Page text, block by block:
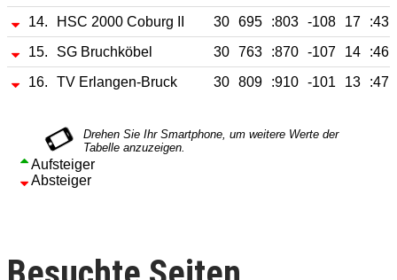
14.
HSC 2000 Coburg II 30 695 :803 -108 17
:43
15.
SG Bruchköbel 30 763 :870 -107 14
:46
16.
TV Erlangen-Bruck 30 809 :910 -101 13 :47
Aufsteiger
Absteiger